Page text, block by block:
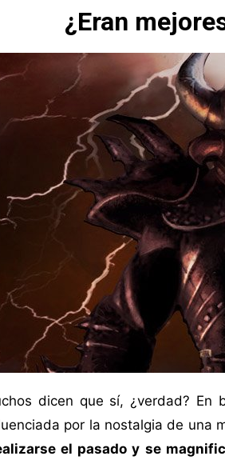
¿Eran
dicen que sí, ¿verdad? En
por la nostalgia de una
el pasado y se